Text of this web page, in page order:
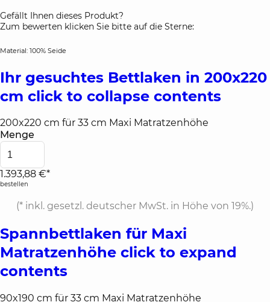
Gefällt Ihnen dieses Produkt?
Zum bewerten klicken Sie bitte auf die Sterne:
Material: 100% Seide
Ihr gesuchtes Bettlaken in 200x220
cm click to collapse contents
200x220 cm für 33 cm Maxi Matratzenhöhe
Menge
1.393,88 €*
bestellen
(* inkl. gesetzl. deutscher MwSt. in Höhe von 19%.)
Spannbettlaken für Maxi
Matratzenhöhe click to expand
contents
90x190 cm für 33 cm Maxi Matratzenhöhe